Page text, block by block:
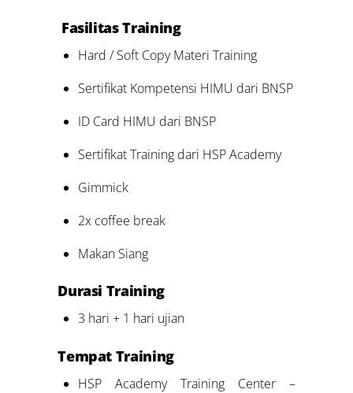
Fasilitas Training
Hard / Soft Copy Materi Training
Sertifikat Kompetensi HIMU dari BNSP
ID Card HIMU dari BNSP
Sertifikat Training dari HSP Academy
Gimmick
2x coffee break
Makan Siang
Durasi Training
3 hari + 1 hari ujian
Tempat Training
HSP Academy Training Center –